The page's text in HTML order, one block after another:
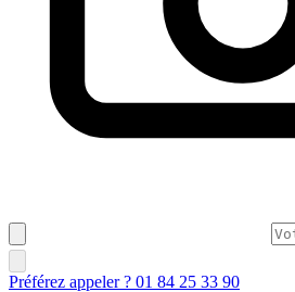
Préférez appeler ? 01 84 25 33 90